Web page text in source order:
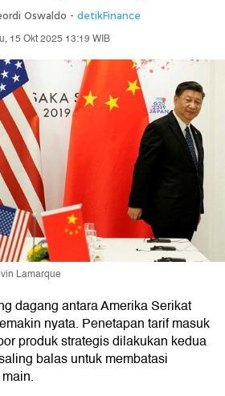
Oswaldo - detikFinance
15 Okt 2025 13:19 WIB
Lamarque
dagang antara Amerika Serikat
nyata. Penetapan tarif masuk
produk strategis dilakukan kedua
balas untuk membatasi